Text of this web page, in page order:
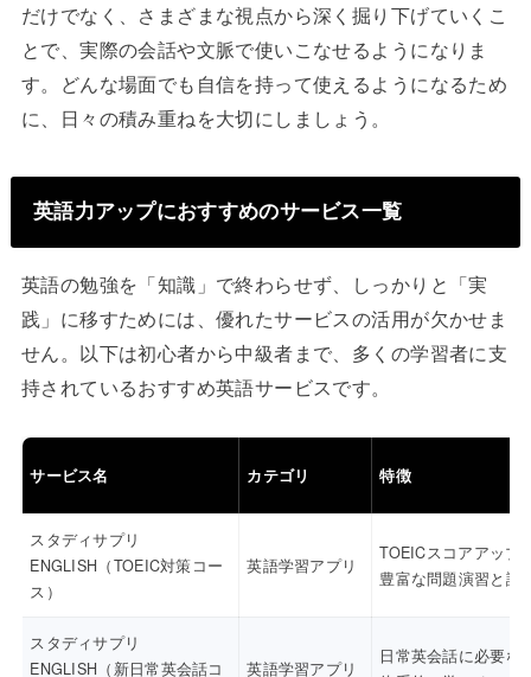
だけでなく、さまざまな視点から深く掘り下げていくこ
とで、実際の会話や文脈で使いこなせるようになりま
す。どんな場面でも自信を持って使えるようになるため
に、日々の積み重ねを大切にしましょう。
英語力アップにおすすめのサービス一覧
英語の勉強を「知識」で終わらせず、しっかりと「実
践」に移すためには、優れたサービスの活用が欠かせま
せん。以下は初心者から中級者まで、多くの学習者に支
持されているおすすめ英語サービスです。
サービス名 カテゴリ 特徴
スタディサプリ
ENGLISH（TOEIC対策コー
ス）
英語学習アプリ
TOEICスコアアップ
豊富な問題演習と講
スタディサプリ
ENGLISH（新日常英会話コ
英語学習アプリ
日常英会話に必要な